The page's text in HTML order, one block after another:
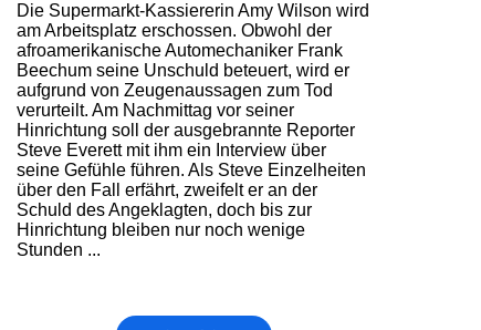
Die Supermarkt-Kassiererin Amy Wilson wird
am Arbeitsplatz erschossen. Obwohl der
afroamerikanische Automechaniker Frank
Beechum seine Unschuld beteuert, wird er
aufgrund von Zeugenaussagen zum Tod
verurteilt. Am Nachmittag vor seiner
Hinrichtung soll der ausgebrannte Reporter
Steve Everett mit ihm ein Interview über
seine Gefühle führen. Als Steve Einzelheiten
über den Fall erfährt, zweifelt er an der
Schuld des Angeklagten, doch bis zur
Hinrichtung bleiben nur noch wenige
Stunden ...